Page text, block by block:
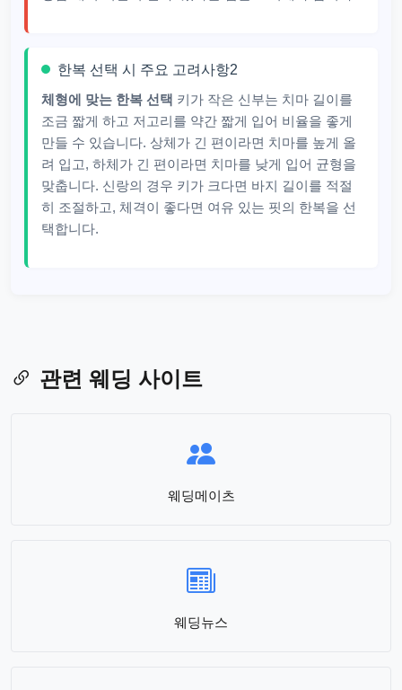
한복 선택 시 주요 고려사항2
체형에 맞는 한복 선택 키가 작은 신부는 치마 길이를
조금 짧게 하고 저고리를 약간 짧게 입어 비율을 좋게
만들 수 있습니다. 상체가 긴 편이라면 치마를 높게 올
려 입고, 하체가 긴 편이라면 치마를 낮게 입어 균형을
맞춥니다. 신랑의 경우 키가 크다면 바지 길이를 적절
히 조절하고, 체격이 좋다면 여유 있는 핏의 한복을 선
택합니다.
관련 웨딩 사이트
웨딩메이츠
웨딩뉴스